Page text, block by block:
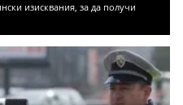
изисквания, за да получи